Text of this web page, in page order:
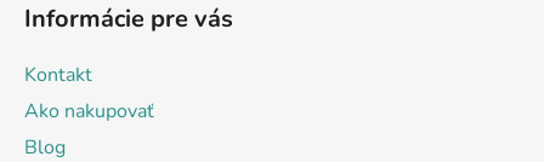
Informácie pre vás
Kontakt
Ako nakupovať
Blog